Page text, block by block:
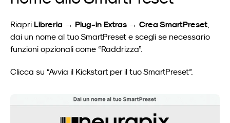
Riapri Libreria → Plug-in Extras → Crea SmartPreset
dai un nome al tuo SmartPreset e scegli se necessario
funzioni opzionali come “Raddrizza”.
Clicca su “Avvia il Kickstart per il tuo SmartPreset”.